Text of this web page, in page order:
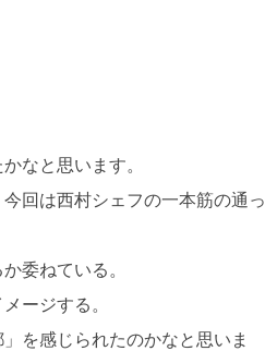
なと思います。
回は西村シェフの一本筋の通っ
委ねている。
ージする。
を感じられたのかなと思いま